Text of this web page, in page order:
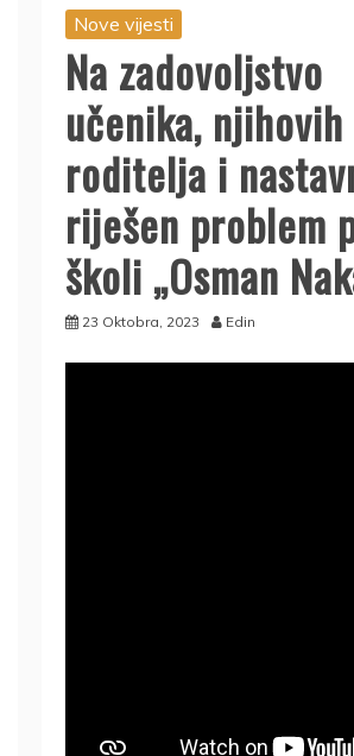
Nove vijesti
Na zadovoljstvo
učenika, njihovih
roditelja i
riješen problem
školi „Osman
23 Oktobra, 2023 Edin